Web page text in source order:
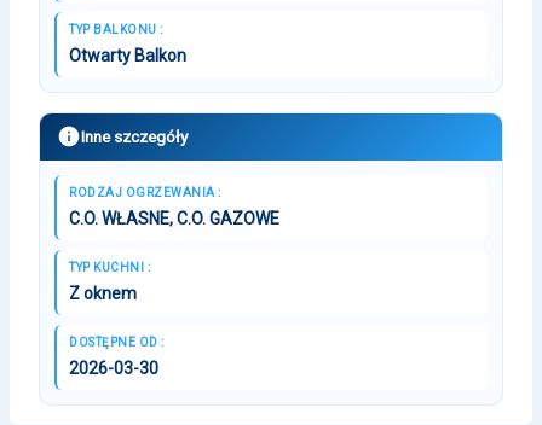
TYP BALKONU :
Otwarty Balkon
Inne szczegóły
RODZAJ OGRZEWANIA :
C.O. WŁASNE, C.O. GAZOWE
TYP KUCHNI :
Z oknem
DOSTĘPNE OD :
2026-03-30